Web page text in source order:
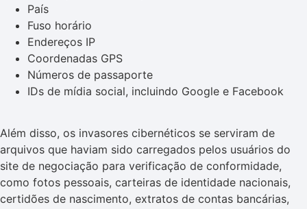
País
Fuso horário
Endereços IP
Coordenadas GPS
Números de passaporte
IDs de mídia social, incluindo Google e Facebook
Além disso, os invasores cibernéticos se serviram de
arquivos que haviam sido carregados pelos usuários do
site de negociação para verificação de conformidade,
como fotos pessoais, carteiras de identidade nacionais,
certidões de nascimento, extratos de contas bancárias,